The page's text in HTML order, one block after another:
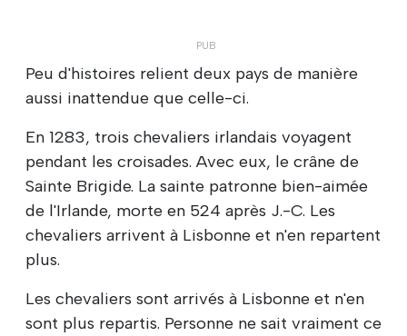
Peu d'histoires relient deux pays de manière
aussi inattendue que celle-ci.
En 1283, trois chevaliers irlandais voyagent
pendant les croisades. Avec eux, le crâne de
Sainte Brigide. La sainte patronne bien-aimée
de l'Irlande, morte en 524 après J.-C. Les
chevaliers arrivent à Lisbonne et n'en repartent
plus.
Les chevaliers sont arrivés à Lisbonne et n'en
sont plus repartis. Personne ne sait vraiment ce